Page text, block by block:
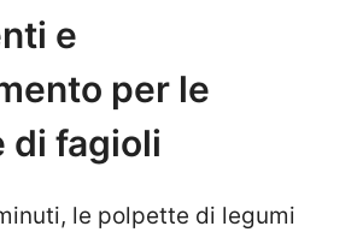
e
per le
di fagioli
le polpette di legumi